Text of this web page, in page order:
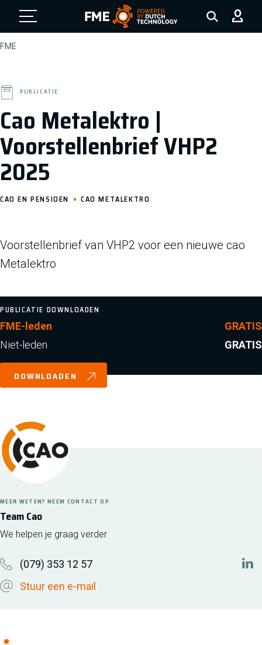
FME Logo, to the homepage
FME
Cao Metalektro |
Voorstellenbrief VHP2
2025
PUBLICATIE
CAO EN PENSIOEN CAO METALEKTRO
Voorstellenbrief van VHP2 voor een nieuwe cao
Metalektro
PUBLICATIE DOWNLOADEN
FME-leden
GRATIS
Niet-leden
GRATIS
DOWNLOADEN
Team Cao
MEER WETEN? NEEM CONTACT OP
We helpen je graag verder
(079) 353 12 57
Stuur een e-mail